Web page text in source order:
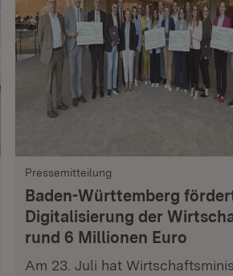
Pressemitteilung
Baden-Württemberg
Digitalisierung der
rund 6 Millionen Euro
Am 23. Juli hat